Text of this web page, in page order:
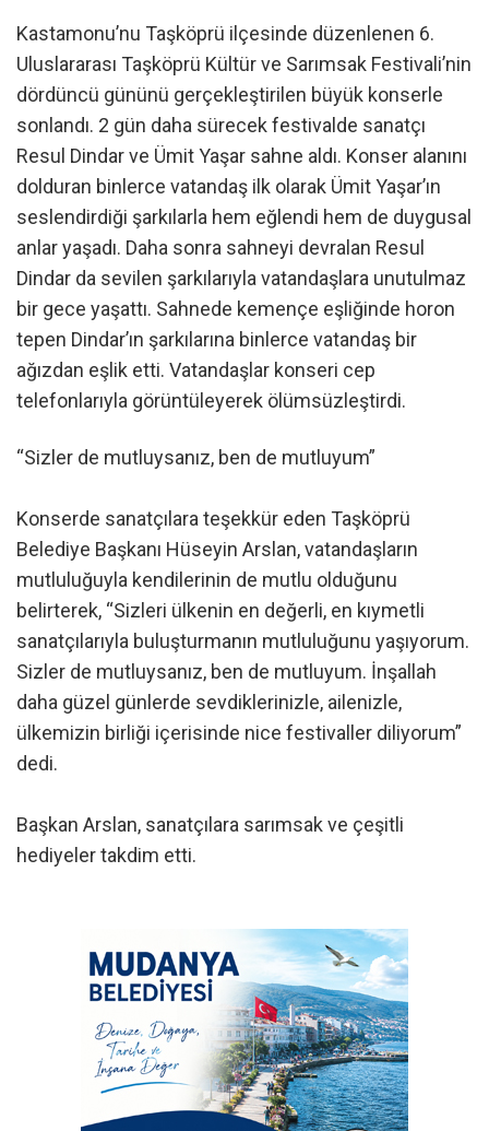
Kastamonu’nu Taşköprü ilçesinde düzenlenen 6.
Uluslararası Taşköprü Kültür ve Sarımsak Festivali’nin
dördüncü gününü gerçekleştirilen büyük konserle
sonlandı. 2 gün daha sürecek festivalde sanatçı
Resul Dindar ve Ümit Yaşar sahne aldı. Konser alanını
dolduran binlerce vatandaş ilk olarak Ümit Yaşar’ın
seslendirdiği şarkılarla hem eğlendi hem de duygusal
anlar yaşadı. Daha sonra sahneyi devralan Resul
Dindar da sevilen şarkılarıyla vatandaşlara unutulmaz
bir gece yaşattı. Sahnede kemençe eşliğinde horon
tepen Dindar’ın şarkılarına binlerce vatandaş bir
ağızdan eşlik etti. Vatandaşlar konseri cep
telefonlarıyla görüntüleyerek ölümsüzleştirdi.
“Sizler de mutluysanız, ben de mutluyum”
Konserde sanatçılara teşekkür eden Taşköprü
Belediye Başkanı Hüseyin Arslan, vatandaşların
mutluluğuyla kendilerinin de mutlu olduğunu
belirterek, “Sizleri ülkenin en değerli, en kıymetli
sanatçılarıyla buluşturmanın mutluluğunu yaşıyorum.
Sizler de mutluysanız, ben de mutluyum. İnşallah
daha güzel günlerde sevdiklerinizle, ailenizle,
ülkemizin birliği içerisinde nice festivaller diliyorum”
dedi.
Başkan Arslan, sanatçılara sarımsak ve çeşitli
hediyeler takdim etti.